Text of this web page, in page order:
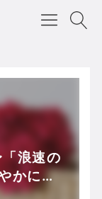
浪速の
かに見